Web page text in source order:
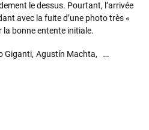
le dessus. Pourtant, l’arrivée
avec la fuite d’une photo très «
la bonne entente initiale.
Giganti Agustín Machta Franco De